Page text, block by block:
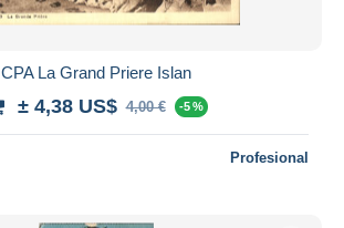
CPA La Grand Priere Islan
± 4,38 US$ 4,00 € -5 %
Profesional